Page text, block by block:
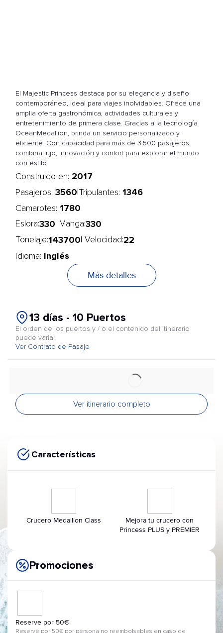
El Majestic Princess destaca por su elegancia y diseño
contemporáneo, ideal para viajes inolvidables. Ofrece una
amplia oferta gastronómica, actividades culturales y
entretenimiento de primera clase. Gracias a la tecnología
OceanMedallion, brinda un servicio personalizado y
eficiente. Con capacidad para más de 3.500 pasajeros,
combina lujo, innovación y confort para explorar el mundo
con estilo.
Construido en: 2017
Pasajeros: 3560 Tripulantes: 1346
Camarotes: 1780
Eslora:330 | Manga:330
Tonelaje:143700 | Velocidad:22
Idioma: Inglés
Más detalles
13 días - 10 Puertos
El orden de los puertos y / o el contenido del itinerario
puede variar
Ver Contrato de Pasaje
Ver itinerario completo
Características
Crucero Medallion Class
Mejora tu crucero con
Princess PLUS y PREMIER
Promociones
Reserve por 50€
Reserve por 50€ por persona no reembolsables en caso de